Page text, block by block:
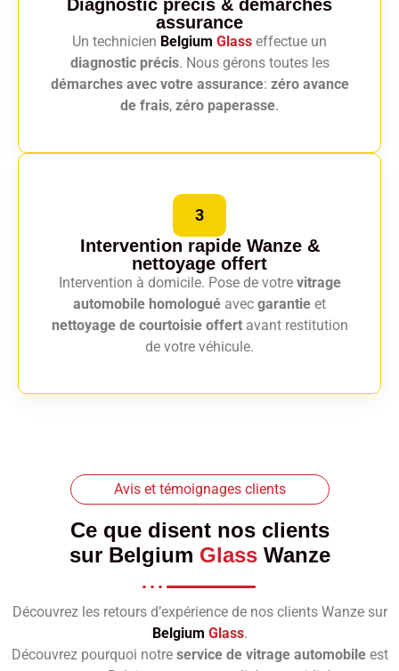
Diagnostic précis & démarches
assurance
Un technicien Belgium Glass effectue un
diagnostic précis. Nous gérons toutes les
démarches avec votre assurance: zéro avance
de frais, zéro paperasse.
3
Intervention rapide Wanze &
nettoyage offert
Intervention à domicile. Pose de votre vitrage
automobile homologué avec garantie et
nettoyage de courtoisie offertavant restitution
de votre véhicule.
Avis et témoignages clients
Ce que disent nos clients
sur Belgium GlassWanze
Découvrez les retours d’expérience de nos clients Wanze sur
Belgium Glass.
Découvrez pourquoi notre service de vitrage automobileest